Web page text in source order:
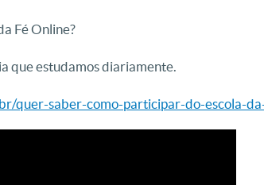
Fé Online?
que estudamos diariamente.
quer-saber-como-participar-do-escola-